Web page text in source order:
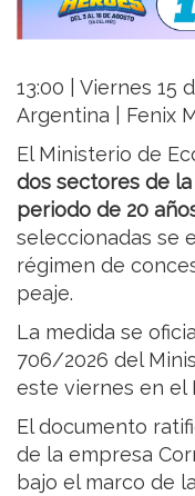
13:00 | Viernes 15
Argentina | Fenix
El Ministerio de
dos sectores de
periodo de 20
seleccionadas se
régimen de
peaje.
La medida se
706/2026 del
este viernes en el
El documento
de la empresa
bajo el marco de